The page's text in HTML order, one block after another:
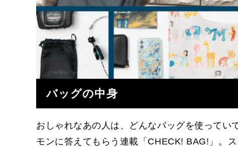
バッグの中身
おしゃれなあの人は、どんなバッグを使って
モンに答えてもらう連載「CHECK! BAG!」。